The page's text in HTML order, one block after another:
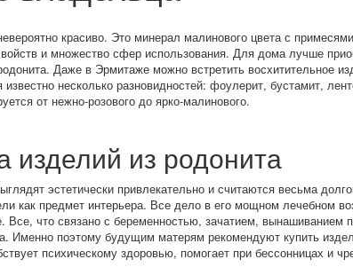
красиво. Это минерал малинового цвета с
и множество сфер использования. Для дома лучше
Даже в Эрмитаже можно встретить восхитительное
несколько разновидностей: фоулерит, бустамит,
от нежно-розового до ярко-малинового.
изделий из родонита
эстетически привлекательно и считаются весьма
как предмет интерьера. Все дело в его мощном лечебном
что связано с беременностью, зачатием, вынашиванием
Именно поэтому будущим матерям рекомендуют купить
психическому здоровью, помогает при бессонницах и